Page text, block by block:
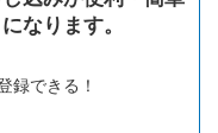
なります。
録できる！